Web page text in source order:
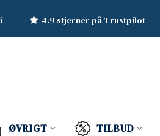
4.9 stjerner på Trustpilot
ØVRIGT TILBUD